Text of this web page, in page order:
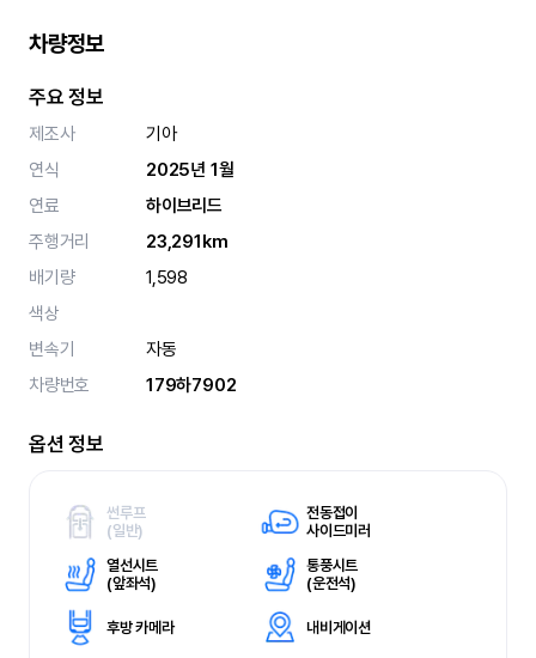
차량정보
주요 정보
제조사
기아
연식
2025년 1월
연료
하이브리드
주행거리
23,291km
배기량
1,598
색상
변속기
자동
차량번호
179하7902
옵션 정보
썬루프
(일반)
전동접이
사이드미러
열선시트
(앞좌석)
통풍시트
(운전석)
후방 카메라 내비게이션